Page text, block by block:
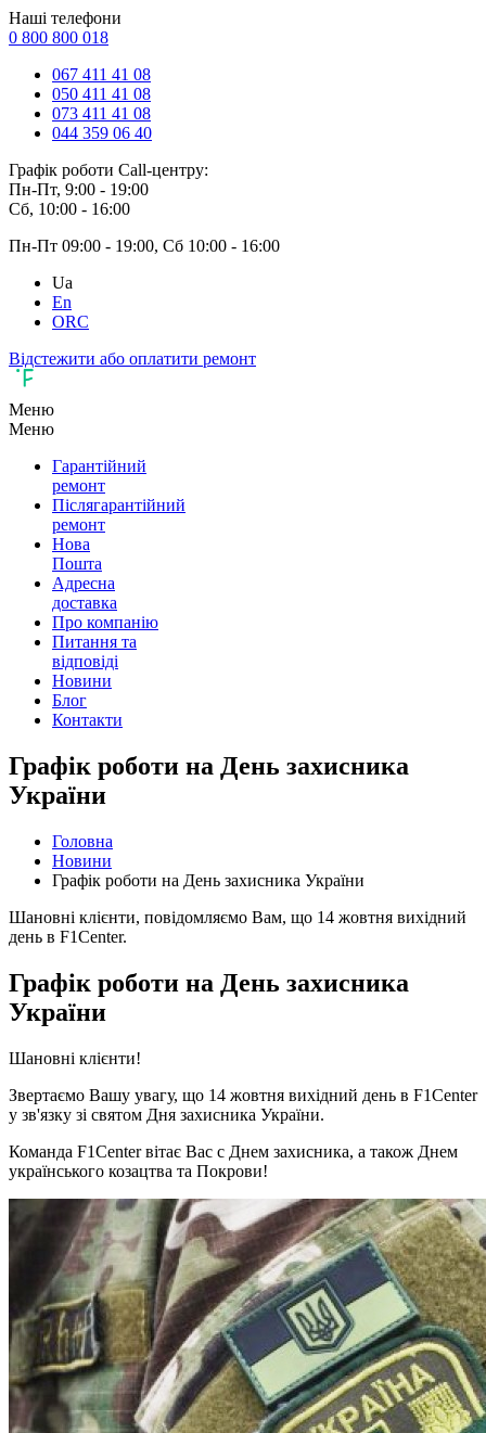
Наші телефони
0 800 800 018
067 411 41 08
050 411 41 08
073 411 41 08
044 359 06 40
Графік роботи Call-центру:
Пн-Пт, 9:00 - 19:00
Сб, 10:00 - 16:00
Пн-Пт 09:00 - 19:00, Сб 10:00 - 16:00
Ua
En
ORC
Відстежити або оплатити ремонт
Меню
Меню
Гарантійний
ремонт
Післягарантійний
ремонт
Нова
Пошта
Адресна
доставка
Про компанію
Питання та
відповіді
Новини
Блог
Контакти
Графік роботи на День захисника
України
Головна
Новини
Графік роботи на День захисника України
Шановні клієнти, повідомляємо Вам, що 14 жовтня вихідний
день в F1Center.
Графік роботи на День захисника
України
Шановні клієнти!
Звертаємо Вашу увагу, що 14 жовтня вихідний день в F1Center
у зв'язку зі святом Дня захисника України.
Команда F1Center вітає Вас с Днем захисника, а також Днем
українського козацтва та Покрови!